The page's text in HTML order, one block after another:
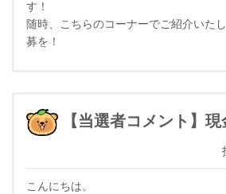
す！
随時、こちらのコーナーでご紹介いた
募を！
【当選者コメント】現
こんにちは。